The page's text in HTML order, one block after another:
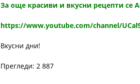
За още красиви и вкусни рецепти
https://www.youtube.com/channel/
Вкусни дни!
Прегледи: 2 887